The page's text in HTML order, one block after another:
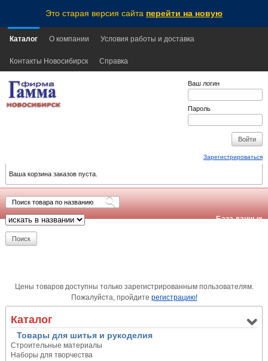
Это старая версия сайта перейти на новую
Каталог О компании Условия работы и доставка
Контакты Новосибирск Справка
Ваш логин
Пароль
Зарегистрироваться
Ваша корзина заказов пуста.
База данных
Цены товаров доступны только зарегистрированным пользователям.
Пожалуйста, пройдите регистрацию!
Каталог
Товары для шитья и рукоделия
Строительные материалы
Наборы для творчества